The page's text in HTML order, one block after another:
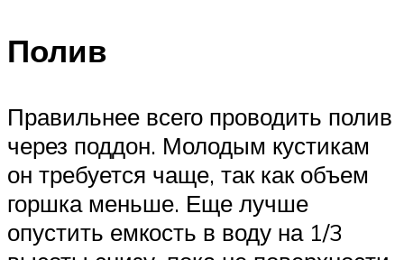
Полив
Правильнее всего проводить полив
через поддон. Молодым кустикам
он требуется чаще, так как объем
горшка меньше. Еще лучше
опустить емкость в воду на 1/3